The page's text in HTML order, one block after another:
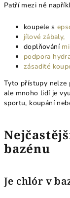
Patří mezi ně
koupele s
jílové zábaly,
doplňování
podpora
zásadité
Tyto přístupy nelze
ale mnoho lidí je
sportu, koupání
bazénu
Je chlór v